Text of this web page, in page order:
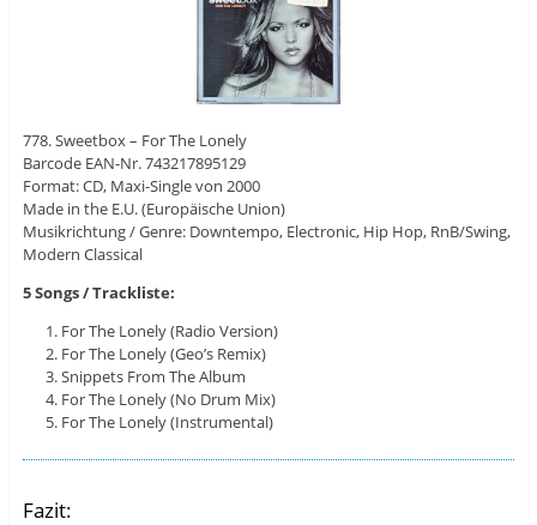
778. Sweetbox – For The Lonely
Barcode EAN-Nr. 743217895129
Format: CD, Maxi-Single von 2000
Made in the E.U. (Europäische Union)
Musikrichtung / Genre: Downtempo, Electronic, Hip Hop, RnB/Swing,
Modern Classical
5 Songs / Trackliste:
For The Lonely (Radio Version)
For The Lonely (Geo’s Remix)
Snippets From The Album
For The Lonely (No Drum Mix)
For The Lonely (Instrumental)
Fazit: